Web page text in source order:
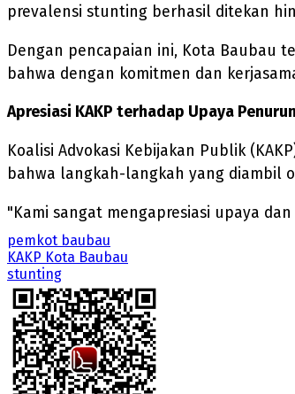
prevalensi stunting berhasil ditekan
Dengan pencapaian ini, Kota Baubau
bahwa dengan komitmen dan
Apresiasi KAKP terhadap Upaya
Koalisi Advokasi Kebijakan Publik
bahwa langkah-langkah yang diambil
"Kami sangat mengapresiasi upaya
pemkot baubau
KAKP Kota Baubau
stunting